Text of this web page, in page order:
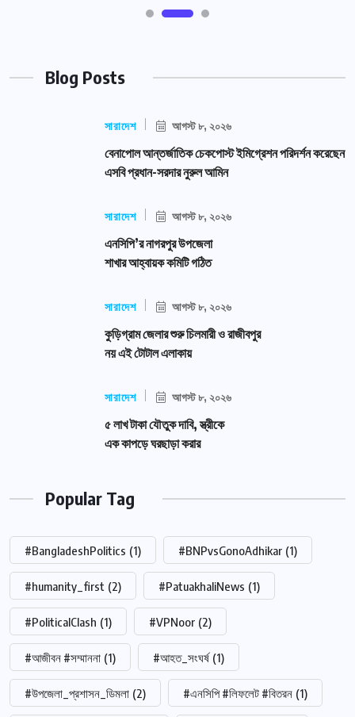
Blog Posts
সারাদেশ আগস্ট ৮, ২০২৬
বেনাপোল আন্তর্জাতিক চেকপোস্ট ইমিগ্রেশন পরিদর্শন করেছেন
এসবি প্রধান-সরদার নুরুল আমিন
সারাদেশ আগস্ট ৮, ২০২৬
এনসিপি’র নাগরপুর উপজেলা
শাখার আহ্বায়ক কমিটি গঠিত
সারাদেশ আগস্ট ৮, ২০২৬
কুড়িগ্রাম জেলার শুরু চিলমারী ও রাজীবপুর
নয় এই টোটাল এলাকায়
সারাদেশ আগস্ট ৮, ২০২৬
৫ লাখ টাকা যৌতুক দাবি, স্ত্রীকে
এক কাপড়ে ঘরছাড়া করার
Popular Tag
#BangladeshPolitics (1) #BNPvsGonoAdhikar (1)
#humanity_first (2) #PatuakhaliNews (1)
#PoliticalClash (1) #VPNoor (2)
#আজীবন #সম্মাননা (1) #আহত_সংঘর্ষ (1)
#উপজেলা_প্রশাসন_ডিমলা (2) #এনসিপি #লিফলেট #বিতরন (1)